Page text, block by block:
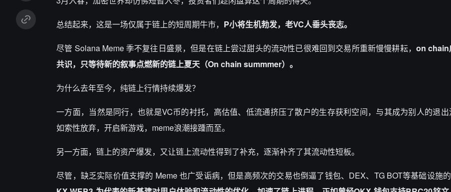
总结起来，这是一场仅属于链上的短周期牛市， P小将生机勃发，老VC人垂头丧志。
尽管 Solana Meme 季不复往日盛景，但是在链上尝过甜头的流动性已很难回到交易所重新慢慢耕耘， on chain
共识，只等待新的叙事点燃新的链上夏天（On chain summmer）。
为什么去年至今，纯链上行情持续爆发？
一方面，当然是同行，也就是VC币的衬托，高估值、低流通挤压了散户的生存获利空间，与其成为别人的退
如索性放弃，开启新游戏，meme浪潮接踵而至。
另一方面，链上的资产爆发，又让链上流动性得到了补充，逐渐补齐了其流动性短板。
尽管，缺乏实际价值支撑的 Meme 也广受诟病，但是高频次的交易也倒逼了钱包、DEX、TG BOT等基础设施的